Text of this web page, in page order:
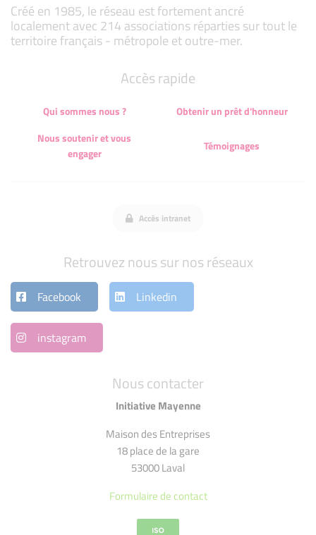
Créé en 1985, le réseau est fortement ancré
localement avec 214 associations réparties sur tout le
territoire français - métropole et outre-mer.
Nous contacter
Initiative Mayenne
Maison des Entreprises
18 place de la gare
53000 Laval
Formulaire de contact
Accès rapide
Qui sommes nous ?
Obtenir un prêt d'honneur
Nous soutenir et vous
engager
Témoignages
Accès intranet
Retrouvez nous sur nos réseaux
Facebook Linkedin
instagram